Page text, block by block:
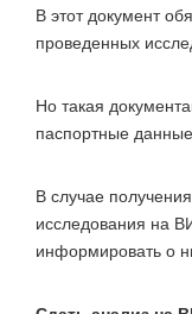
В этот документ
проведенных
Но такая
паспортные
В случае
исследования на
информировать о